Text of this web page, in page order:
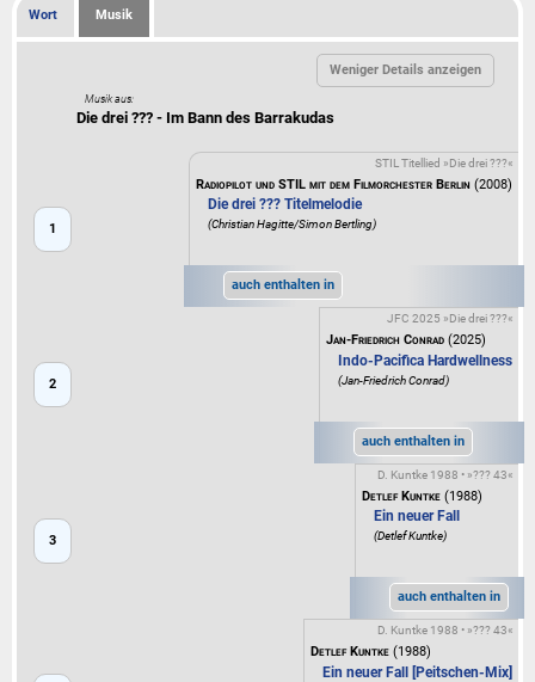
Wort Musik
Musik aus:
Die drei ??? - Im Bann des Barrakudas
1
STIL Titellied »Die drei ???«
Radiopilot und STIL mit dem Filmorchester Berlin (2008)
Die drei ??? Titelmelodie
(Christian Hagitte/Simon Bertling)
auch enthalten in
2
JFC 2025 »Die drei ???«
Jan-Friedrich Conrad (2025)
Indo-Pacifica Hardwellness
(Jan-Friedrich Conrad)
auch enthalten in
3
D. Kuntke 1988 • »??? 43«
Detlef Kuntke (1988)
Ein neuer Fall
(Detlef Kuntke)
auch enthalten in
D. Kuntke 1988 • »??? 43«
Detlef Kuntke (1988)
Ein neuer Fall [Peitschen-Mix]